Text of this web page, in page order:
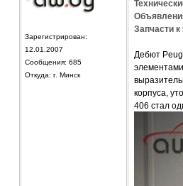
Зарегистрирован:
12.01.2007
Сообщения: 685
Откуда: г. Минск
Запчасти к
Дебют
корпуса,
406 стал